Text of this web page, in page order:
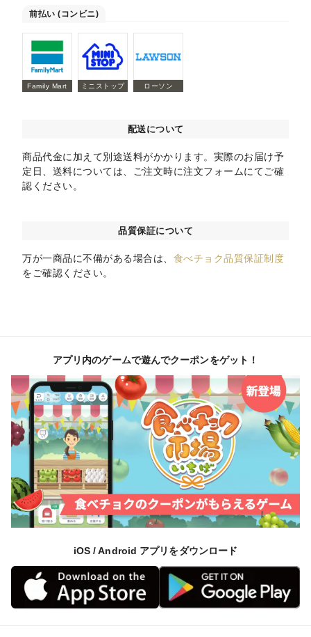
前払い (コンビニ)
Family Mart ミニストップ ローソン
配送について
商品代金に加えて別途送料がかかります。実際のお届け予
定日、送料については、ご注文時に注文フォームにてご確
認ください。
品質保証について
万が一商品に不備がある場合は、 食べチョク品質保証制度
をご確認ください。
アプリ内のゲームで遊んでクーポンをゲット！
iOS / Android アプリをダウンロード